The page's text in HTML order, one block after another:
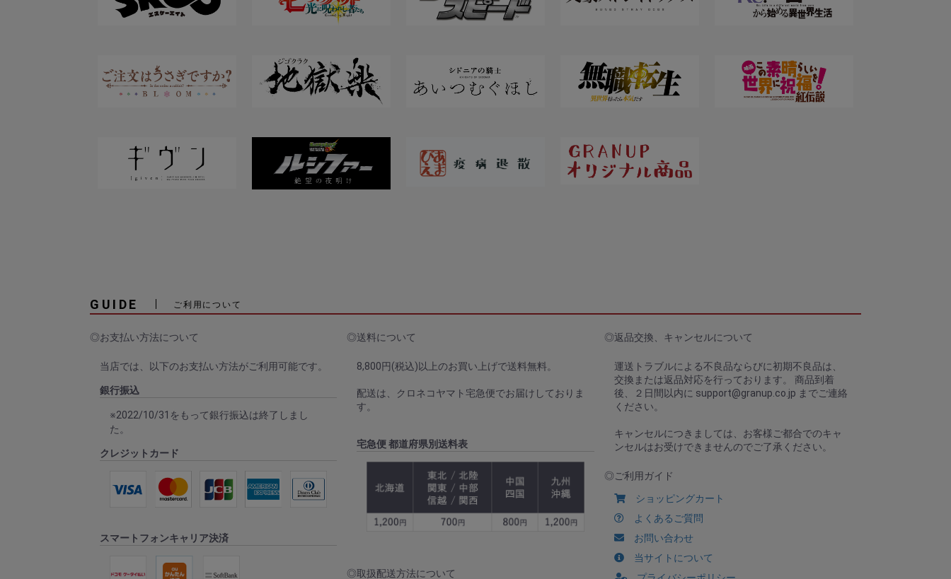
GUIDE ご利用について
◎お支払い方法について
当店では、以下のお支払い方法がご利用可能です。
銀行振込
※2022/10/31をもって銀行振込は終了しまし
た。
クレジットカード
スマートフォンキャリア決済
◎送料について
8,800円(税込)以上のお買い上げで送料無料。
配送は、クロネコヤマト宅急便でお届けしておりま
す。
宅急便 都道府県別送料表
◎取扱配送方法について
◎返品交換、キャンセルについて
運送トラブルによる不良品ならびに初期不良品は、
交換または返品対応を行っております。 商品到着
後、２日間以内に support@granup.co.jp までご連絡
ください。
キャンセルにつきましては、お客様ご都合でのキャ
ンセルはお受けできませんのでご了承ください。
◎ご利用ガイド
ショッピングカート
よくあるご質問
お問い合わせ
当サイトについて